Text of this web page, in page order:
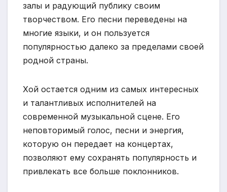
залы и радующий публику своим
творчеством. Его песни переведены на
многие языки, и он пользуется
популярностью далеко за пределами своей
родной страны.
Хой остается одним из самых интересных
и талантливых исполнителей на
современной музыкальной сцене. Его
неповторимый голос, песни и энергия,
которую он передает на концертах,
позволяют ему сохранять популярность и
привлекать все больше поклонников.